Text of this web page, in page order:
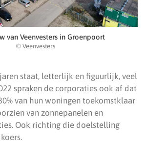
van Veenvesters in Groenpoort
© Veenvesters
staat, letterlijk en figuurlijk, veel
spraken de corporaties ook af dat
van hun woningen toekomstklaar
van zonnepanelen en
Ook richting die doelstelling